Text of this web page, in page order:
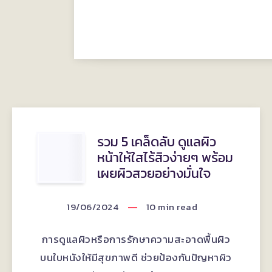
5
เคล็ด
ลับ
รวม 5 เคล็ดลับ ดูแลผิว
หน้าให้ใสไร้สิวง่ายๆ พร้อม
เผยผิวสวยอย่างมั่นใจ
19/06/2024 10 min read
การดูแลผิวหรือการรักษาความสะอาดพื้นผิว
บนใบหนังให้มีสุขภาพดี ช่วยป้องกันปัญหาผิว